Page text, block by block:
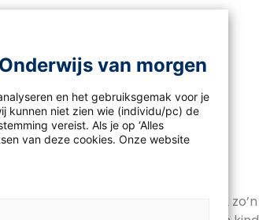
kunnen leiden.
van dit gen op een autosoom
twee chromosomen nummer 12 zo’n
van morgen
en het gebruiksgemak voor je
kunnen niet zien wie (individu/pc) de
vereist. Als je op ‘Alles
van deze cookies. Onze website